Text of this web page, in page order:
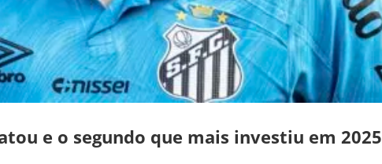
e o segundo que mais investiu em 2025